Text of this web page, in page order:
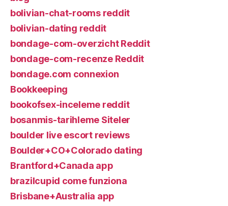
bolivian-chat-rooms reddit
bolivian-dating reddit
bondage-com-overzicht Reddit
bondage-com-recenze Reddit
bondage.com connexion
Bookkeeping
bookofsex-inceleme reddit
bosanmis-tarihleme Siteler
boulder live escort reviews
Boulder+CO+Colorado dating
Brantford+Canada app
brazilcupid come funziona
Brisbane+Australia app